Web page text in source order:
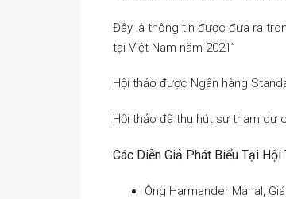
Đây là thông tin được đưa ra
tại Việt Nam năm 2021”
Hội thảo được Ngân hàng
Hội thảo đã thu hút sự tham dự
Các Diễn Giả Phát Biểu Tại Hội
Ông Harmander Mahal,